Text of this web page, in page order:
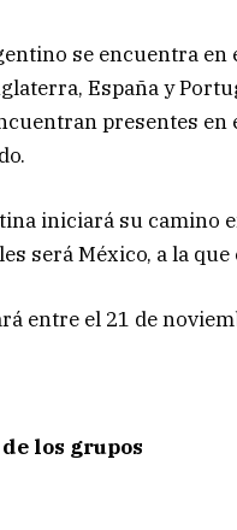
se encuentra en
España y
presentes
iniciará su camino
será México, a la
entre el 21 de
los grupos